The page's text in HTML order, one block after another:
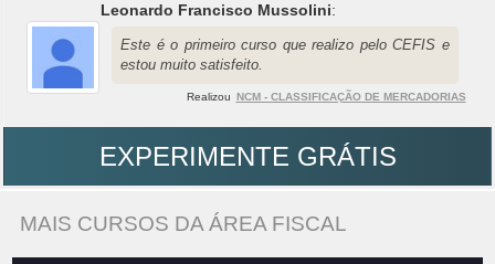
Leonardo Francisco Mussolini:
Este é o primeiro curso que realizo pelo CEFIS e
estou muito satisfeito.
Realizou NCM - CLASSIFICAÇÃO DE MERCADORIAS
EXPERIMENTE GRÁTIS
MAIS CURSOS DA ÁREA FISCAL